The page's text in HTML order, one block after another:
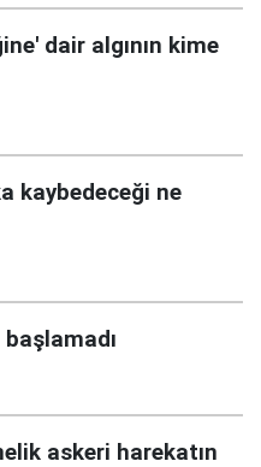
dair algının kime
kaybedeceği ne
askeri harekatın